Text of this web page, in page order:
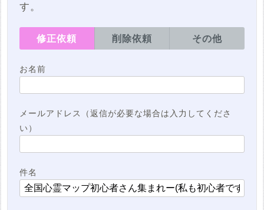
す。
修正依頼 削除依頼 その他
お名前
メールアドレス（返信が必要な場合は入力してくださ
い）
件名